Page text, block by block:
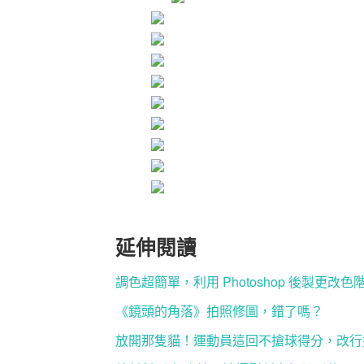
延伸閱讀
調色超簡單，利用 Photoshop 後製更改色
《鏡頭的角落》拍照修圖，錯了嗎？
放開那隻貓！運動員這回不搶球得分，改